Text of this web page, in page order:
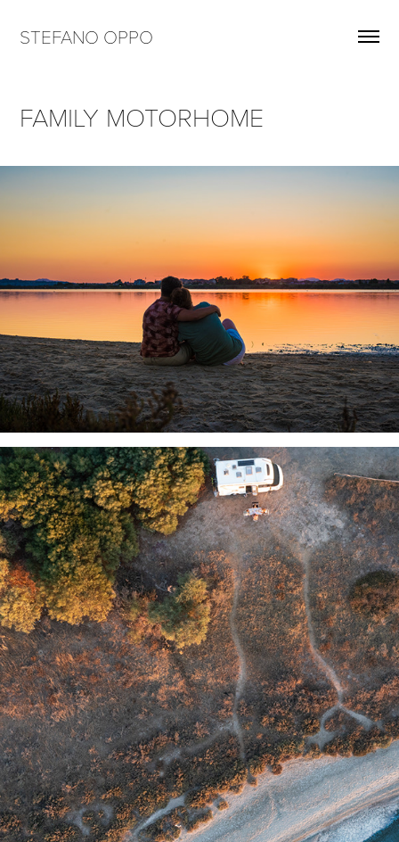
STEFANO OPPO
FAMILY MOTORHOME